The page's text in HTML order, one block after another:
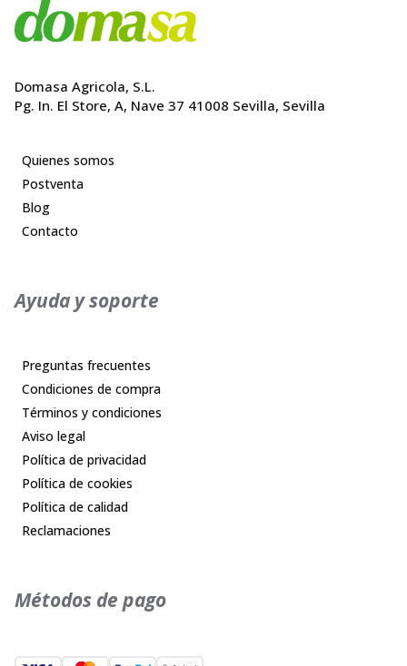
Domasa Agricola, S.L.
Pg. In. El Store, A, Nave 37 41008 Sevilla, Sevilla
Quienes somos
Postventa
Blog
Contacto
Ayuda y soporte
Preguntas frecuentes
Condiciones de compra
Términos y condiciones
Aviso legal
Política de privacidad
Política de cookies
Política de calidad
Reclamaciones
Métodos de pago